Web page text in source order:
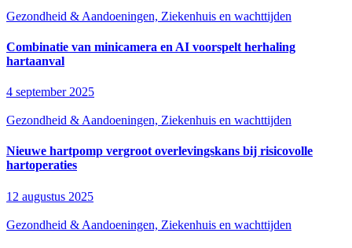
Gezondheid & Aandoeningen, Ziekenhuis en wachttijden
Combinatie van minicamera en AI voorspelt herhaling
hartaanval
4 september 2025
Gezondheid & Aandoeningen, Ziekenhuis en wachttijden
Nieuwe hartpomp vergroot overlevingskans bij risicovolle
hartoperaties
12 augustus 2025
Gezondheid & Aandoeningen, Ziekenhuis en wachttijden